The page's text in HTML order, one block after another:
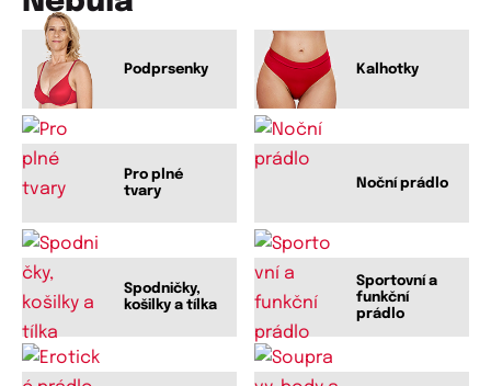
Podprsenky Kalhotky
Pro plné
tvary
Noční prádlo
Spodničky,
košilky a tílka
Sportovní a
funkční
prádlo